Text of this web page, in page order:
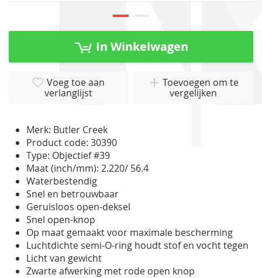
Ga
In Winkelwagen
Voeg toe aan
verlanglijst
Toevoegen om te
vergelijken
Merk: Butler Creek
Product code: 30390
Type: Objectief #39
Maat (inch/mm): 2.220/ 56.4
Waterbestendig
Snel en betrouwbaar
Geruisloos open-deksel
Snel open-knop
Op maat gemaakt voor maximale bescherming
Luchtdichte semi-O-ring houdt stof en vocht tegen
Licht van gewicht
Zwarte afwerking met rode open knop